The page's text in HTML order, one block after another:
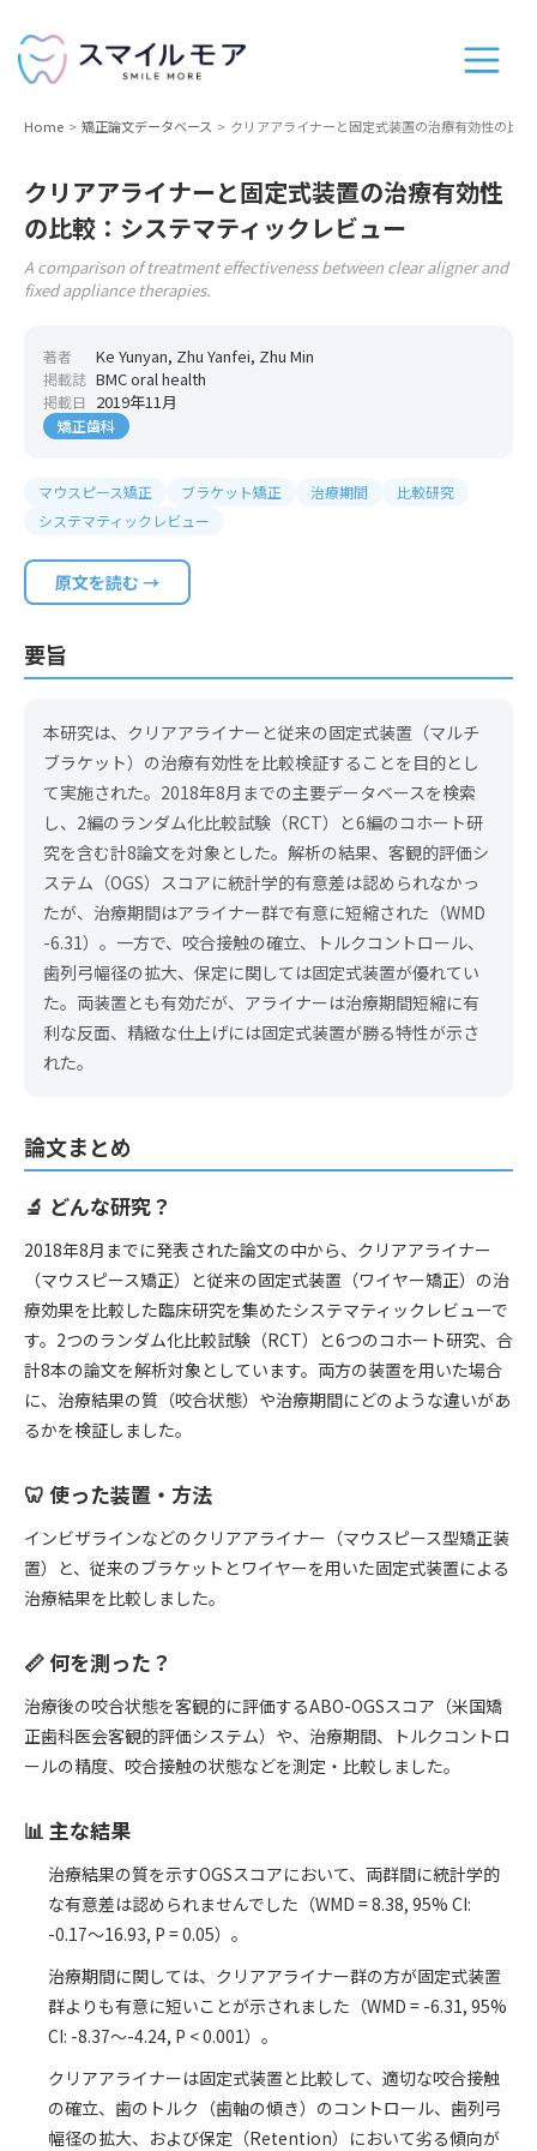
Home 矯正論文データベース クリアアライナーと固定式装置の治療有効性の比
クリアアライナーと固定式装置の治療有効性
の比較：システマティックレビュー
A comparison of treatment effectiveness between clear aligner and
fixed appliance therapies.
著者 Ke Yunyan, Zhu Yanfei, Zhu Min
掲載誌 BMC oral health
掲載日 2019年11月
矯正歯科
マウスピース矯正 ブラケット矯正 治療期間
比較研究
システマティックレビュー
原文を読む →
要旨
本研究は、クリアアライナーと従来の固定式装置（マルチ
ブラケット）の治療有効性を比較検証することを目的とし
て実施された。2018年8月までの主要データベースを検索
し、2編のランダム化比較試験（RCT）と6編のコホート研
究を含む計8論文を対象とした。解析の結果、客観的評価シ
ステム（OGS）スコアに統計学的有意差は認められなかっ
たが、治療期間はアライナー群で有意に短縮された（WMD
-6.31）。一方で、咬合接触の確立、トルクコントロール、
歯列弓幅径の拡大、保定に関しては固定式装置が優れてい
た。両装置とも有効だが、アライナーは治療期間短縮に有
利な反面、精緻な仕上げには固定式装置が勝る特性が示さ
れた。
論文まとめ
🔬 どんな研究？
2018年8月までに発表された論文の中から、クリアアライナー
（マウスピース矯正）と従来の固定式装置（ワイヤー矯正）の治
療効果を比較した臨床研究を集めたシステマティックレビューで
す。2つのランダム化比較試験（RCT）と6つのコホート研究、合
計8本の論文を解析対象としています。両方の装置を用いた場合
に、治療結果の質（咬合状態）や治療期間にどのような違いがあ
るかを検証しました。
🦷 使った装置・方法
インビザラインなどのクリアアライナー（マウスピース型矯正装
置）と、従来のブラケットとワイヤーを用いた固定式装置による
治療結果を比較しました。
📏 何を測った？
治療後の咬合状態を客観的に評価するABO-OGSスコア（米国矯
正歯科医会客観的評価システム）や、治療期間、トルクコントロ
ールの精度、咬合接触の状態などを測定・比較しました。
📊 主な結果
治療結果の質を示すOGSスコアにおいて、両群間に統計学的
な有意差は認められませんでした（WMD = 8.38, 95% CI:
-0.17〜16.93, P = 0.05）。
治療期間に関しては、クリアアライナー群の方が固定式装置
群よりも有意に短いことが示されました（WMD = -6.31, 95%
CI: -8.37〜-4.24, P < 0.001）。
クリアアライナーは固定式装置と比較して、適切な咬合接触
の確立、歯のトルク（歯軸の傾き）のコントロール、歯列弓
幅径の拡大、および保定（Retention）において劣る傾向が